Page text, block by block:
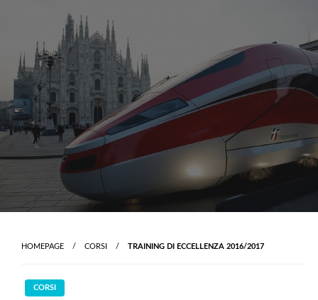
content
HOMEPAGE CORSI TRAINING DI ECCELLENZA 2016/2017
CORSI